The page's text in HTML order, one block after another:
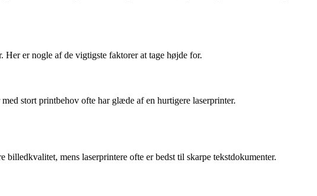
er nogle af de vigtigste faktorer at tage højde for.
stort printbehov ofte har glæde af en hurtigere laserprinter.
mens laserprintere ofte er bedst til skarpe tekstdokumenter.